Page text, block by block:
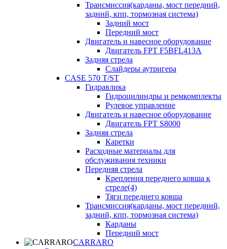
Трансмиссия(карданы, мост передний,
задний, кпп, тормозная система)
Задний мост
Передний мост
Двигатель и навесное оборудование
Двигатель FPT F5BFL413A
Задняя стрела
Слайдеры аутригера
CASE 570 T/ST
Гидравлика
Гидроцилиндры и ремкомплекты
Рулевое управление
Двигатель и навесное оборудование
Двигатель FPT S8000
Задняя стрела
Каретки
Расходные материалы для
обслуживания техники
Передняя стрела
Крепления переднего ковша к
стреле(4)
Тяги переднего ковша
Трансмиссия(карданы, мост передний,
задний, кпп, тормозная система)
Карданы
Передний мост
CARRARO